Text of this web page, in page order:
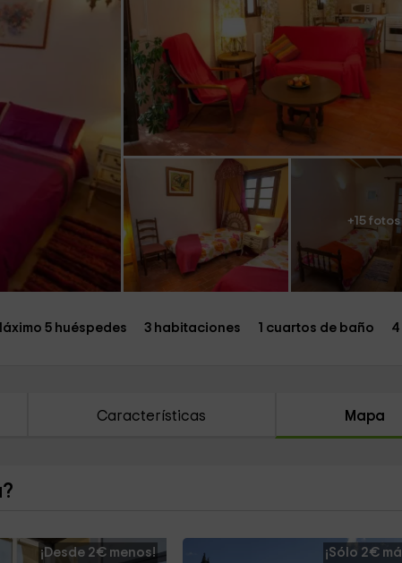
+15 fotos
5 huéspedes 3 habitaciones 1 cuartos de baño
Características Mapa
¡Desde 2€ menos! ¡Sólo 2€